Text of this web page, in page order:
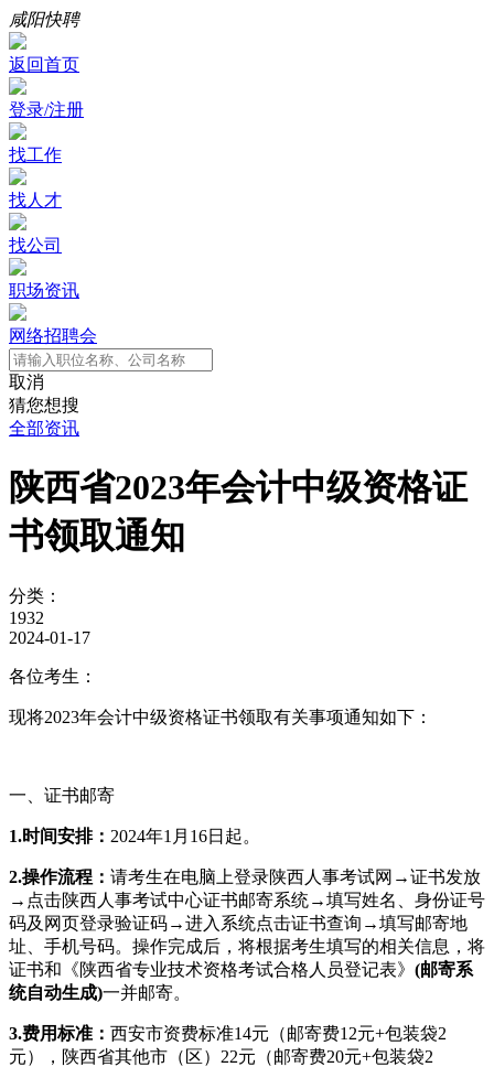
咸阳快聘
返回首页
登录/注册
找工作
找人才
找公司
职场资讯
网络招聘会
取消
猜您想搜
全部资讯
陕西省2023年会计中级资格证
书领取通知
分类：
1932
2024-01-17
各位考生：
现将2023年会计中级资格证书领取有关事项通知如下：
一、证书邮寄
1.时间安排： 2024年1月16日起。
2.操作流程： 请考生在电脑上登录陕西人事考试网→证书发放
→点击陕西人事考试中心证书邮寄系统→填写姓名、身份证号
码及网页登录验证码→进入系统点击证书查询→填写邮寄地
址、手机号码。操作完成后，将根据考生填写的相关信息，将
证书和《陕西省专业技术资格考试合格人员登记表》 (邮寄系
统自动生成)一并邮寄。
3.费用标准： 西安市资费标准14元（邮寄费12元+包装袋2
元），陕西省其他市（区）22元（邮寄费20元+包装袋2